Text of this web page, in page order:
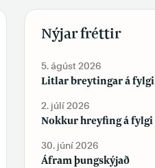
Nýjar fréttir
5. ágúst 2026
Litlar breytingar á fylgi
2. júlí 2026
Nokkur hreyfing á fylgi
30. júní 2026
Áfram þungskýjað